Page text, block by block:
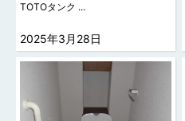
TOTOタンク ...
2025年3月28日